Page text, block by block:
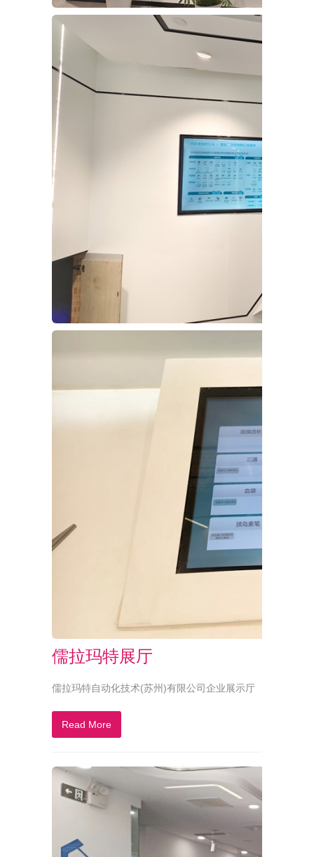
儒拉玛特展厅
儒拉玛特自动化技术(苏州)有限公司企业展示厅
Read More